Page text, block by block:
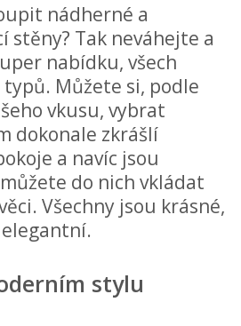
nádherné a
stěny? Tak neváhejte a
nabídku, všech
Můžete si, podle
vkusu, vybrat
dokonale zkrášlí
a navíc jsou
do nich vkládat
Všechny jsou krásné,
stylu